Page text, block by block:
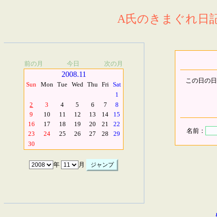
A氏のきまぐれ日
前の月 今日 次の月
2008.11
Sun Mon Tue Wed Thu Fri Sat
1
2
3 4 5 6 7
8
9
10 11 12 13 14
15
16
17 18 19 20 21
22
23
24 25 26 27 28
29
30
年 月
この日の
名前：